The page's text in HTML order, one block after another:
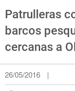
Patrulleras
barcos
cercanas a
26/05/2016 |